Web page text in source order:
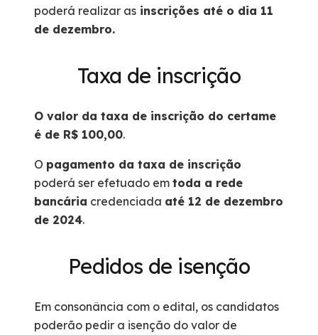
poderá realizar as inscrições até o dia 11
de dezembro.
Taxa de inscrição
O valor da taxa de inscrição do certame
é de R$ 100,00.
O pagamento da taxa de inscrição
poderá ser efetuado em toda a rede
bancária credenciada até 12 de dezembro
de 2024.
Pedidos de isenção
Em consonância com o edital, os candidatos
poderão pedir a isenção do valor de